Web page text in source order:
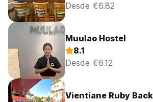
Desde €6.82
Muulao Hostel
8.1
Desde €6.12
Vientiane Ruby